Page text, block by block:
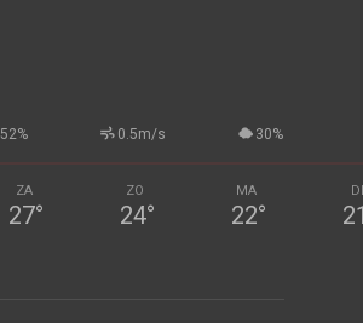
52% 0.5m/s 30%
ZA
27°
ZO
24°
MA
22°
DI
21